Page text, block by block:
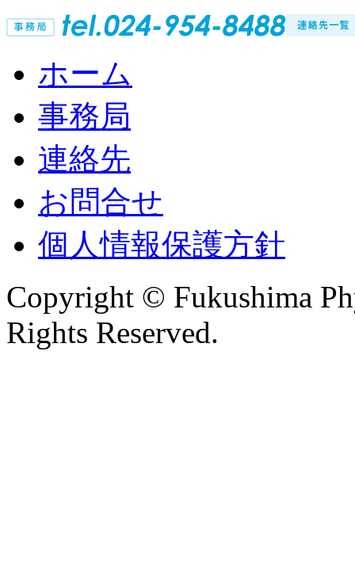
ホーム
事務局
連絡先
お問合せ
個人情報保護方針
Copyright © Fukushima
Rights Reserved.